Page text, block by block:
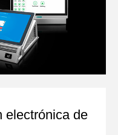
electrónica de